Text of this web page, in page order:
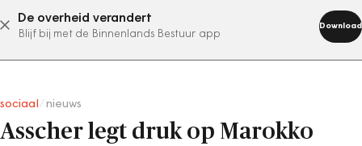
De overheid verandert
Blijf bij met de Binnenlands Bestuur app
Download
abonneer nu
sociaal nieuws
Asscher legt druk op Marokko